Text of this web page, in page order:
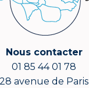
Nous contacter
01 85 44 01 78
28 avenue de Paris